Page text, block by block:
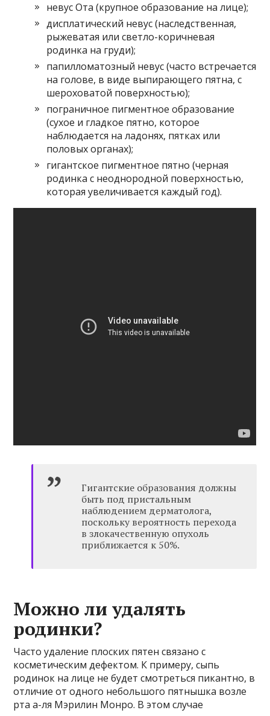
невус Ота (крупное образование на лице);
дисплатический невус (наследственная,
рыжеватая или светло-коричневая
родинка на груди);
папилломатозный невус (часто встречается
на голове, в виде выпирающего пятна, с
шероховатой поверхностью);
пограничное пигментное образование
(сухое и гладкое пятно, которое
наблюдается на ладонях, пятках или
половых органах);
гигантское пигментное пятно (черная
родинка с неоднородной поверхностью,
которая увеличивается каждый год).
Гигантские образования должны
быть под пристальным
наблюдением дерматолога,
поскольку вероятность перехода
в злокачественную опухоль
приближается к 50%.
Можно ли удалять
родинки?
Часто удаление плоских пятен связано с
косметическим дефектом. К примеру, сыпь
родинок на лице не будет смотреться пикантно, в
отличие от одного небольшого пятнышка возле
рта а-ля Мэрилин Монро. В этом случае